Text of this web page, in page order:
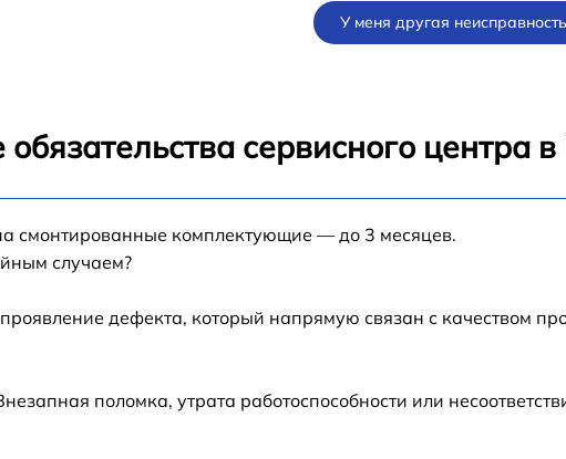
Samsung
от 60 мин
Samsung
У меня другая неисправность
сервисного центра
смонтированные комплектующие — до 3 месяцев.
случаем?
дефекта, который напрямую связан с качеством
поломка, утрата работоспособности или